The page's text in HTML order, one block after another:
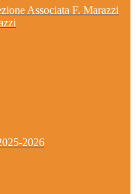
Associata F. Marazzi
2026